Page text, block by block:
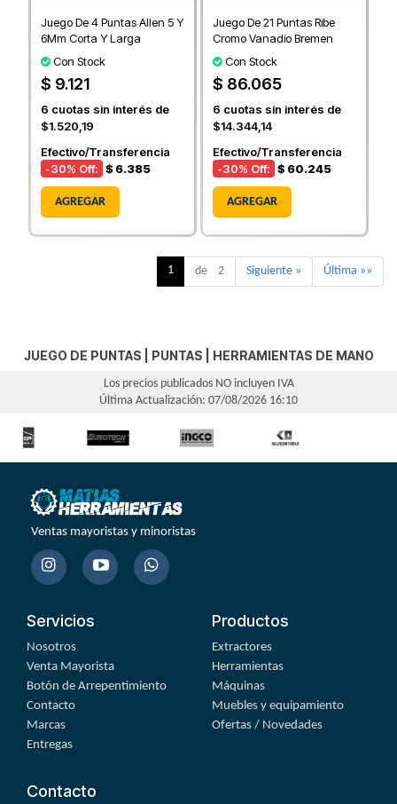
Juego De 4 Puntas Allen 5 Y
6Mm Corta Y Larga
Con Stock
$ 9.121
6 cuotas sin interés de
$1.520,19
Efectivo/Transferencia
-30% Off: $ 6.385
AGREGAR
Juego De 21 Puntas Ribe
Cromo Vanadio Bremen
Con Stock
$ 86.065
6 cuotas sin interés de
$14.344,14
Efectivo/Transferencia
-30% Off: $ 60.245
AGREGAR
1 de 2 Siguiente » Última »»
JUEGO DE PUNTAS PUNTAS HERRAMIENTAS DE MANO
Los precios publicados NO incluyen IVA
Última Actualización: 07/08/2026 16:10
Ventas mayoristas y minoristas
Servicios
Nosotros
Venta Mayorista
Botón de Arrepentimiento
Contacto
Marcas
Entregas
Productos
Extractores
Herramientas
Máquinas
Muebles y equipamiento
Ofertas / Novedades
Contacto